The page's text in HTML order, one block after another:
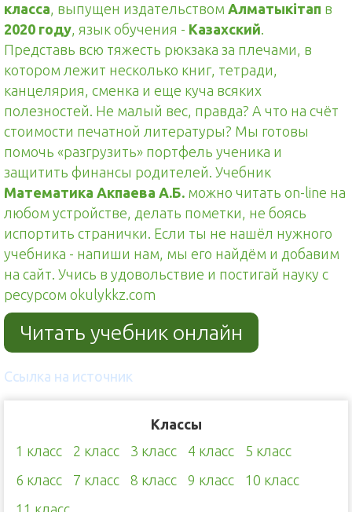
класса, выпущен издательством Алматыкітап в
2020 году, язык обучения - Казахский.
Представь всю тяжесть рюкзака за плечами, в
котором лежит несколько книг, тетради,
канцелярия, сменка и еще куча всяких
полезностей. Не малый вес, правда? А что на счёт
стоимости печатной литературы? Мы готовы
помочь «разгрузить» портфель ученика и
защитить финансы родителей. Учебник
Математика Акпаева А.Б. можно читать on-line на
любом устройстве, делать пометки, не боясь
испортить странички. Если ты не нашёл нужного
учебника - напиши нам, мы его найдём и добавим
на сайт. Учись в удовольствие и постигай науку с
ресурсом okulykkz.com
Читать учебник онлайн
Ссылка на источник
Классы
1 класс
2 класс 3 класс 4 класс
5 класс
6 класс
7 класс 8 класс 9 класс
10 класс
11 класс